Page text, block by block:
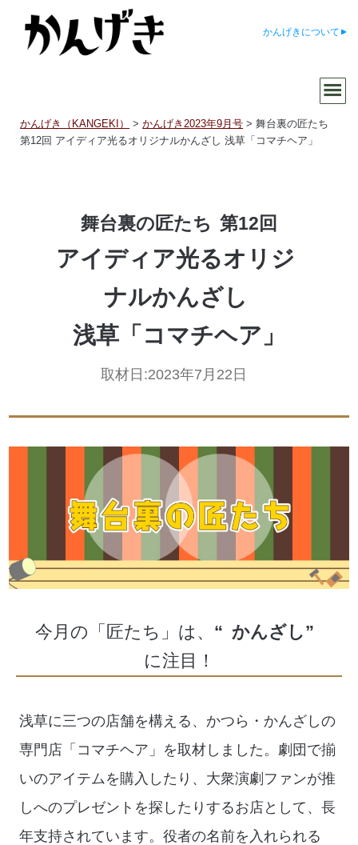
かんげきについて
かんげき（KANGEKI） >かんげき2023年9月号 >舞台裏の匠たち
第12回 アイディア光るオリジナルかんざし 浅草「コマチヘア」
舞台裏の匠たち 第12回
アイディア光るオリジ
ナルかんざし
浅草「コマチヘア」
取材日:2023年7月22日
今月の「匠たち」は、 “ かんざし”
に注目！
浅草に三つの店舗を構える、かつら・かんざしの
専門店「コマチヘア」を取材しました。劇団で揃
いのアイテムを購入したり、大衆演劇ファンが推
しへのプレゼントを探したりするお店として、長
年支持されています。役者の名前を入れられる